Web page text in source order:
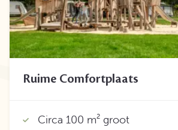
Ruime Comfortplaats
Circa 100 m² groot